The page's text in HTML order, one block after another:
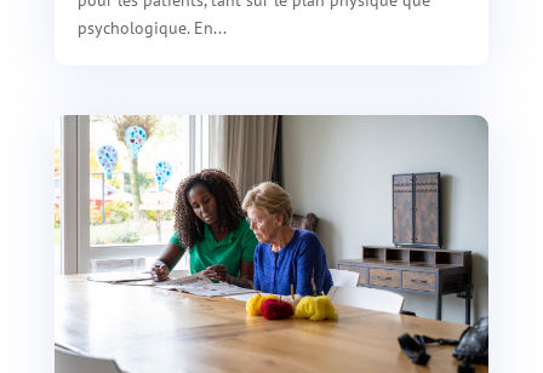
psychologique. En...